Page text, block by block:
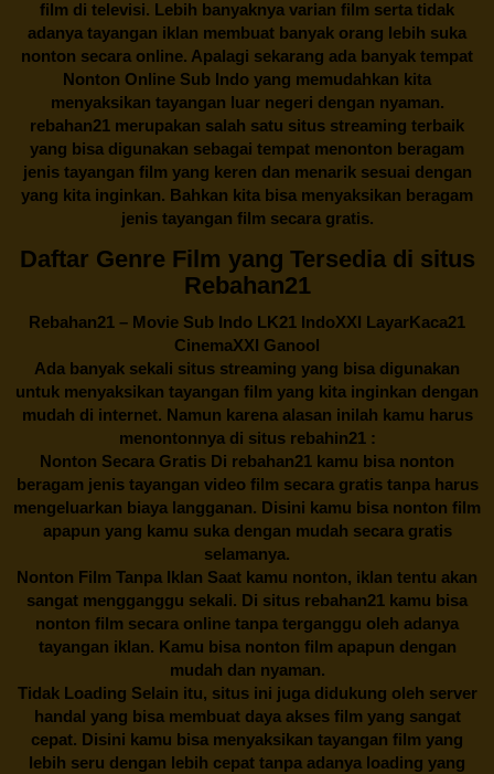
film di televisi. Lebih banyaknya varian film serta tidak
adanya tayangan iklan membuat banyak orang lebih suka
nonton secara online. Apalagi sekarang ada banyak tempat
Nonton Online Sub Indo yang memudahkan kita
menyaksikan tayangan luar negeri dengan nyaman.
rebahan21 merupakan salah satu situs streaming terbaik
yang bisa digunakan sebagai tempat menonton beragam
jenis tayangan film yang keren dan menarik sesuai dengan
yang kita inginkan. Bahkan kita bisa menyaksikan beragam
jenis tayangan film secara gratis.
Daftar Genre Film yang Tersedia di situs
Rebahan21
Rebahan21 – Movie Sub Indo LK21 IndoXXI LayarKaca21
CinemaXXI Ganool
Ada banyak sekali situs streaming yang bisa digunakan
untuk menyaksikan tayangan film yang kita inginkan dengan
mudah di internet. Namun karena alasan inilah kamu harus
menontonnya di situs rebahin21 :
Nonton Secara Gratis Di rebahan21 kamu bisa nonton
beragam jenis tayangan video film secara gratis tanpa harus
mengeluarkan biaya langganan. Disini kamu bisa nonton film
apapun yang kamu suka dengan mudah secara gratis
selamanya.
Nonton Film Tanpa Iklan Saat kamu nonton, iklan tentu akan
sangat mengganggu sekali. Di situs rebahan21 kamu bisa
nonton film secara online tanpa terganggu oleh adanya
tayangan iklan. Kamu bisa nonton film apapun dengan
mudah dan nyaman.
Tidak Loading Selain itu, situs ini juga didukung oleh server
handal yang bisa membuat daya akses film yang sangat
cepat. Disini kamu bisa menyaksikan tayangan film yang
lebih seru dengan lebih cepat tanpa adanya loading yang